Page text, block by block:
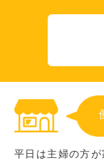
平日は主婦の方